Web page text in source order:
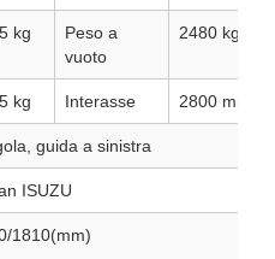
kg
Peso a
vuoto
2480 kg
kg Interasse 2800 mm
guida a sinistra
ISUZU
1810(mm)